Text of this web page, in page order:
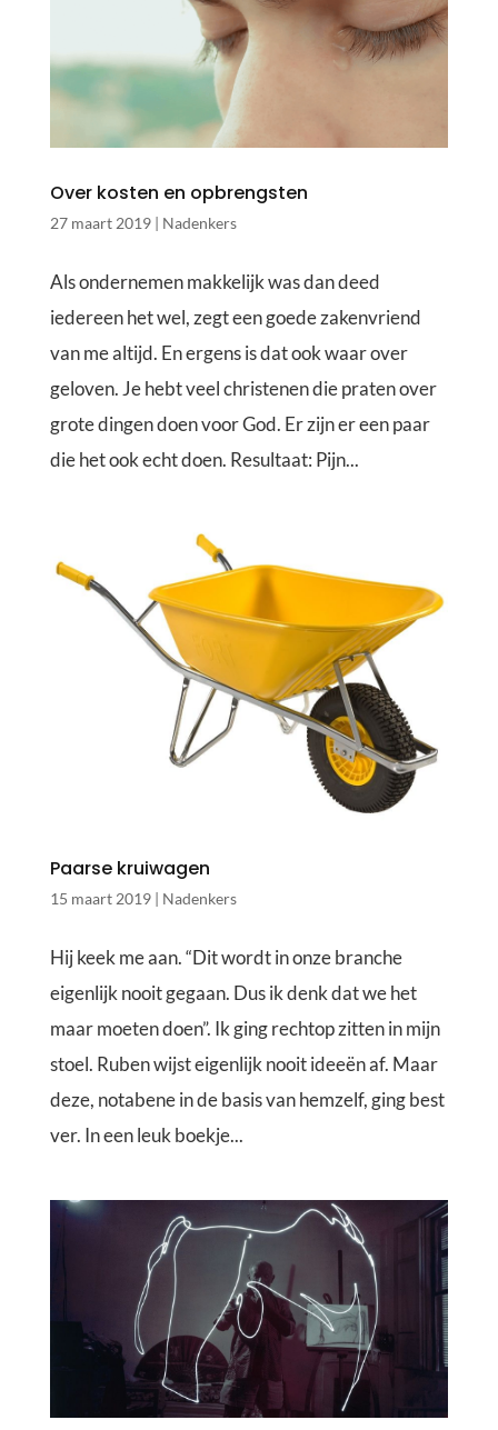
Over kosten en opbrengsten
27 maart 2019| Nadenkers
Als ondernemen makkelijk was dan deed
iedereen het wel, zegt een goede zakenvriend
van me altijd. En ergens is dat ook waar over
geloven. Je hebt veel christenen die praten over
grote dingen doen voor God. Er zijn er een paar
die het ook echt doen. Resultaat: Pijn...
Paarse kruiwagen
15 maart 2019| Nadenkers
Hij keek me aan. “Dit wordt in onze branche
eigenlijk nooit gegaan. Dus ik denk dat we het
maar moeten doen”. Ik ging rechtop zitten in mijn
stoel. Ruben wijst eigenlijk nooit ideeën af. Maar
deze, notabene in de basis van hemzelf, ging best
ver. In een leuk boekje...